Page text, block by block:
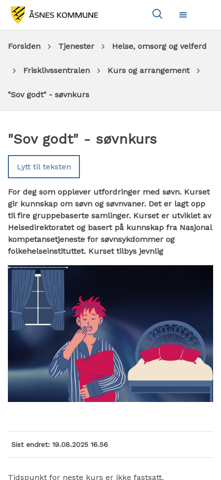
Meny
Du
er
her:
Forsiden Tjenester Helse, omsorg og velferd
Frisklivssentralen Kurs og arrangement
"Sov godt" - søvnkurs
"Sov godt" - søvnkurs
Lytt til teksten
For deg som opplever utfordringer med søvn. Kurset
gir kunnskap om søvn og søvnvaner. Det er lagt opp
til fire gruppebaserte samlinger. Kurset er utviklet av
Helsedirektoratet og basert på kunnskap fra Nasjonal
kompetansetjeneste for søvnsykdommer og
folkehelseinstituttet. Kurset tilbys jevnlig
Sist endret 19.08.2025 16.56
Tidspunkt for neste kurs er ikke fastsatt.